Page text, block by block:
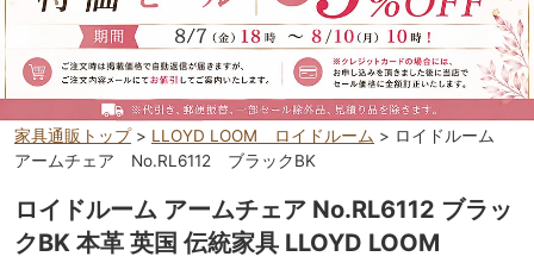
家具通販トップ> LLOYD LOOM ロイドルーム > ロイドルーム
アームチェア No.RL6112 ブラックBK
ロイドルーム アームチェア No.RL6112 ブラッ
クBK 本革 英国 伝統家具 LLOYD LOOM